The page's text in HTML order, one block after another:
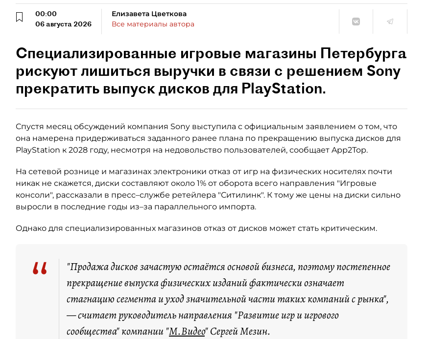
00:00
06 августа 2026
Елизавета Цветкова
Все материалы автора
Специализированные игровые магазины Петербурга
рискуют лишиться выручки в связи с решением Sony
прекратить выпуск дисков для PlayStation.
Спустя месяц обсуждений компания Sony выступила с официальным заявлением о том, что
она намерена придерживаться заданного ранее плана по прекращению выпуска дисков для
PlayStation к 2028 году, несмотря на недовольство пользователей, сообщает App2Top.
На сетевой рознице и магазинах электроники отказ от игр на физических носителях почти
никак не скажется, диски составляют около 1% от оборота всего направления "Игровые
консоли", рассказали в пресс–службе ретейлера "Ситилинк". К тому же цены на диски сильно
выросли в последние годы из–за параллельного импорта.
Однако для специализированных магазинов отказ от дисков может стать критическим.
“
"Продажа дисков зачастую остаётся основой бизнеса, поэтому постепенное
прекращение выпуска физических изданий фактически означает
стагнацию сегмента и уход значительной части таких компаний с рынка",
— считает руководитель направления "Развитие игр и игрового
сообщества" компании "М.Видео" Сергей Мезин.